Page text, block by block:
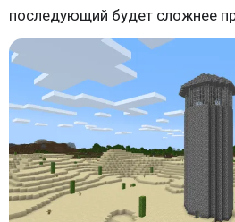
последующий будет сложнее